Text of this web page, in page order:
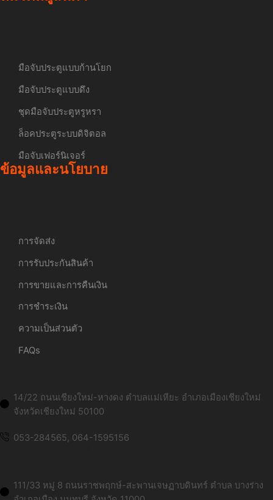
มือจับประตูแบบก้านโยก
มือจับประตูแบบดึง
ชุดมือจับประตูหรูหรา
ล็อคประตูระบบดิจิตอล
มือจับเฟอร์นิเจอร์
ข้อมูลและนโยบาย
การจัดส่ง
การรับประกันสินค้า
การขายและการคืนเงิน
การชำระเงิน
ความเป็นส่วนตัว
FAQs
14/22 ถนนเชียงใหม่-หางดง ตำบลแม่เหียะ อำเภอเมืองเชียงใหม่
จังหวัดเชียงใหม่ 50100
053-284565, 064-1595156
111/33 หมู่ 8 ถนนราชพฤกษ์-สะพานเจษฏาบดินทร์ ตำบล บางร่าง